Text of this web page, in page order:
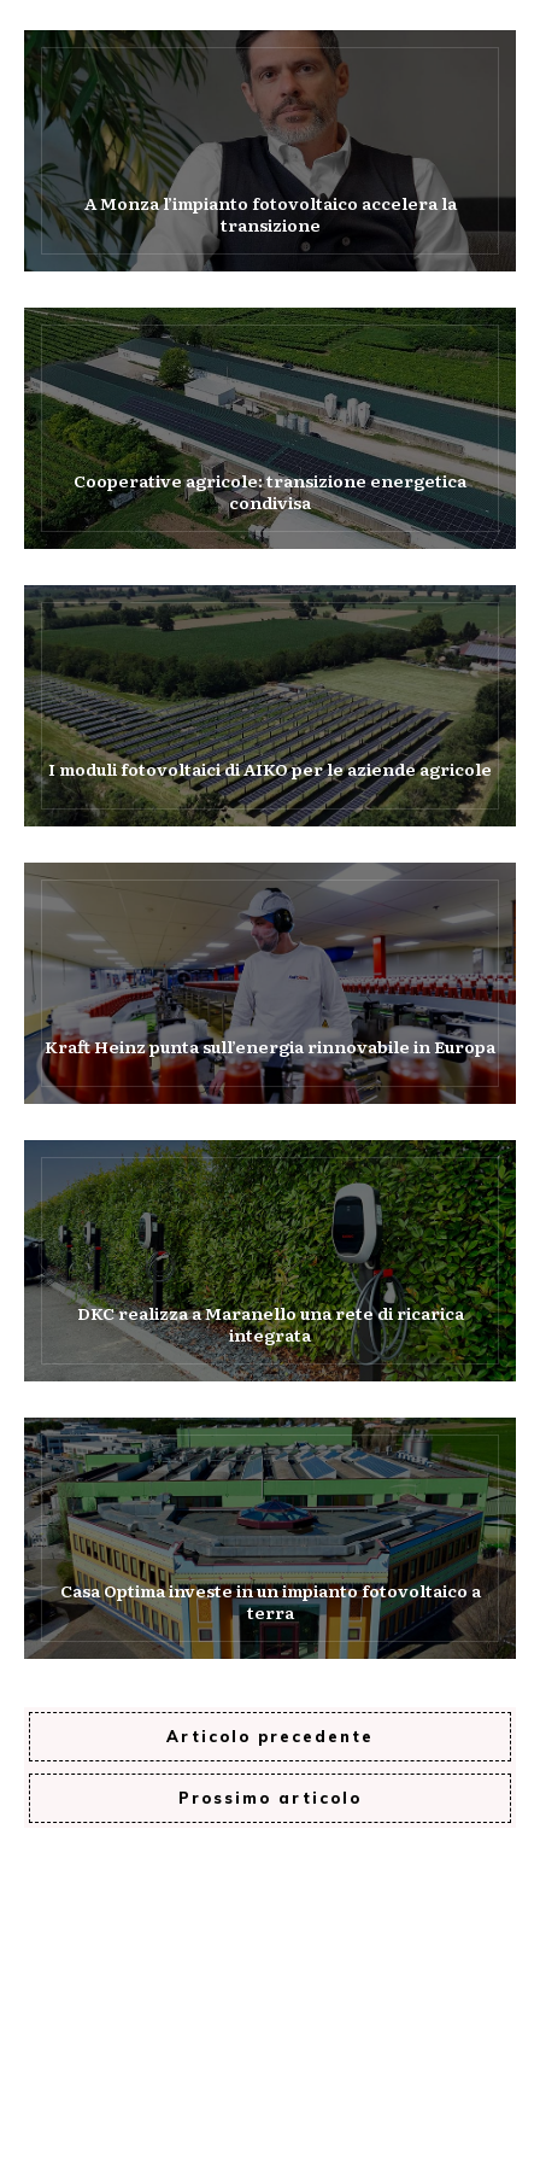
A Monza l’impianto fotovoltaico accelera la
transizione
Cooperative agricole: transizione energetica
condivisa
I moduli fotovoltaici di AIKO per le aziende agricole
Kraft Heinz punta sull’energia rinnovabile in Europa
DKC realizza a Maranello una rete di ricarica
integrata
Casa Optima investe in un impianto fotovoltaico a
terra
Articolo precedente
Prossimo articolo